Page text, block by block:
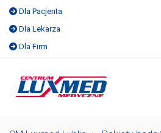
Dla Pacjenta
Dla Lekarza
Dla Firm